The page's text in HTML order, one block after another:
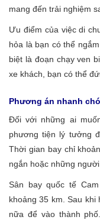
mang đến trải nghiệm
Ưu điểm của việc di
hỏa là bạn có thể
biệt là đoạn chạy ven
xe khách, bạn có thể
Phương án nhanh
Đối với những ai
phương tiện lý tưởng
Thời gian bay chỉ
ngắn hoặc những
Sân bay quốc tế
khoảng 35 km. Sau
nữa để vào thành